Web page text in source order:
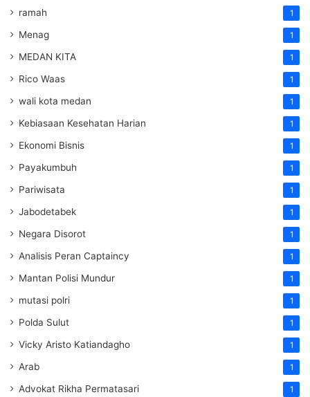
ramah 1
Menag 1
MEDAN KITA 1
Rico Waas 1
wali kota medan 1
Kebiasaan Kesehatan Harian 1
Ekonomi Bisnis 1
Payakumbuh 1
Pariwisata 1
Jabodetabek 1
Negara Disorot 1
Analisis Peran Captaincy 1
Mantan Polisi Mundur 1
mutasi polri 1
Polda Sulut 1
Vicky Aristo Katiandagho 1
Arab 1
Advokat Rikha Permatasari 1